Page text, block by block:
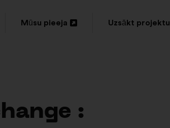
Mūsu pieeja
Uzsākt projektu
: